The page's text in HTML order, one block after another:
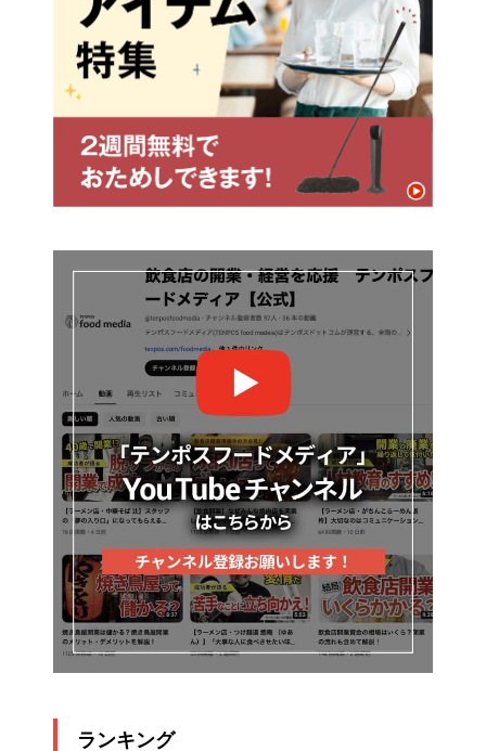
ランキング